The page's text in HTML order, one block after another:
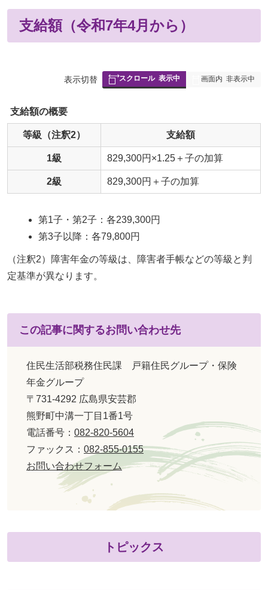
支給額（令和7年4月から）
表
み
の
表示切替 スクロール 表示中 画面内 非表示中
支給額の概要
等級 （注釈2） 支給額
1級 829,300円×1.25＋子の加算
2級 829,300円＋子の加算
第1子・第2子：各239,300円
第3子以降：各79,800円
（注釈2）障害年金の等級は、障害者手帳などの等級と判
定基準が異なります。
この記事に関するお問い合わせ先
住民生活部税務住民課 戸籍住民グループ・保険
年金グループ
〒731-4292 広島県安芸郡
熊野町中溝一丁目1番1号
電話番号： 082-820-5604
ファックス： 082-855-0155
お問い合わせフォーム
トピックス